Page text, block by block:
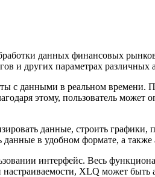
данных финансовых
и других параметрах различных
с данными в реальном
этому, пользователь
данные, строить
в удобном формате, а
интерфейс. Весь
XLQ может